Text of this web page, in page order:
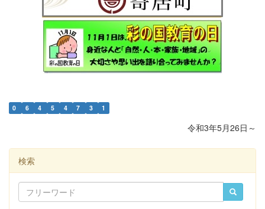
0 6 4 5 4 7 3 1
令和3年5月26日～
検索